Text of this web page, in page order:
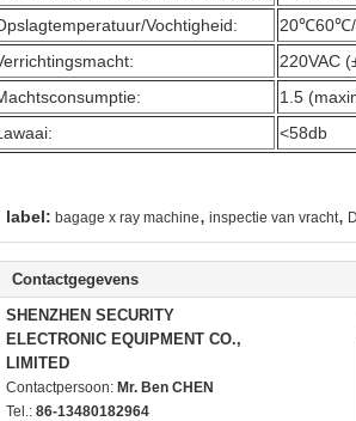
Vochtigheid:
20℃60℃/
220VAC
1.5
<58db
label: bagage x ray machine, inspectie van vracht,
Contactgegevens
SHENZHEN SECURITY
ELECTRONIC EQUIPMENT CO.,
LIMITED
Contactpersoon: Mr. Ben CHEN
Tel.: 86-13480182964